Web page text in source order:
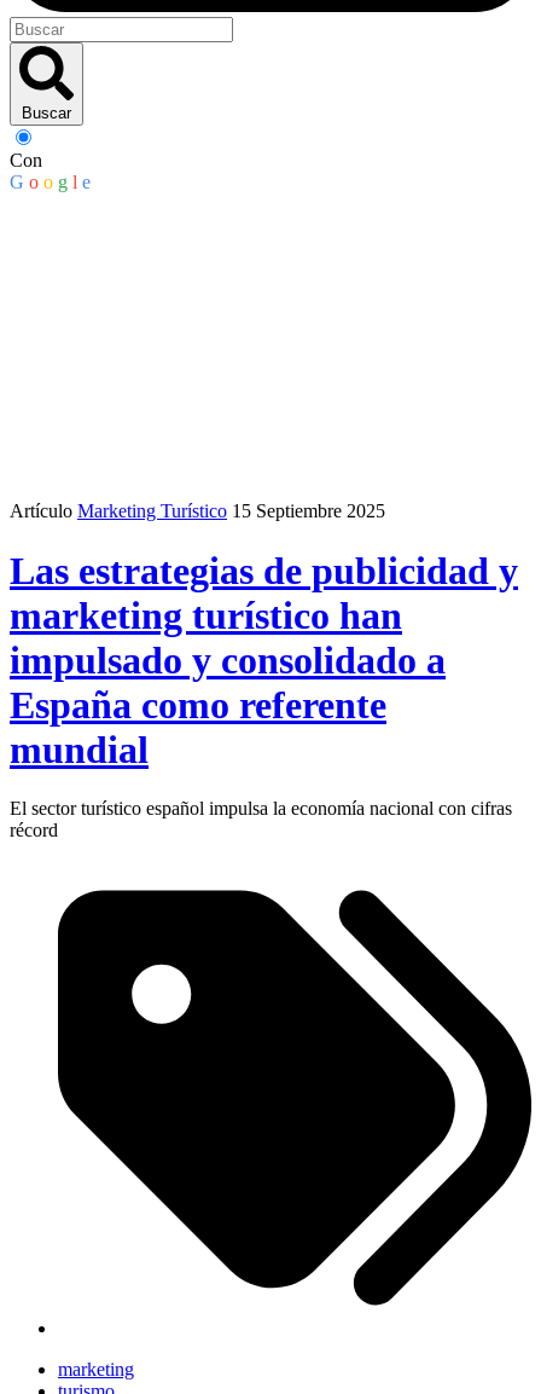
Buscar
Con
G o o g l e
Artículo Marketing Turístico 15 Septiembre 2025
Las estrategias de publicidad y
marketing turístico han
impulsado y consolidado a
España como referente
mundial
El sector turístico español impulsa la economía nacional con cifras
récord
marketing